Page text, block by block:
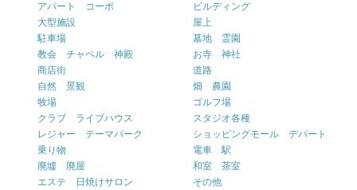
アパート コーポ
ビルディング
大型施設
屋上
駐車場
墓地 霊園
教会 チャペル 神殿
お寺 神社
商店街
道路
自然 景観
畑 農園
牧場
ゴルフ場
クラブ ライブハウス
スタジオ各種
レジャー テーマパーク
ショッピングモール デパート
乗り物
電車 駅
廃墟 廃屋
和室 茶室
エステ 日焼けサロン
その他